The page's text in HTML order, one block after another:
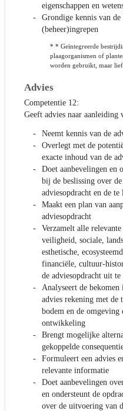
eigenschappen en
Grondige kennis van
(beheer)ingrepen
* * Geïntegreerde
plaagorganismen of
worden gebruikt, maar
Advies
Competentie 12:
Geeft advies naar aanleiding
Neemt kennis van de
Overlegt met de
exacte inhoud van de
Doet aanbevelingen en
bij de beslissing over
adviesopdracht en de
Maakt een plan van
adviesopdracht
Verzamelt alle
veiligheid, sociale,
esthetische,
financiële, cultuur-
de adviesopdracht uit te
Analyseert de
advies rekening met de
bodem en de omgeving
ontwikkeling
Brengt mogelijke
gekoppelde
Formuleert een advies
relevante informatie
Doet aanbevelingen
en ondersteunt de
over de uitvoering van